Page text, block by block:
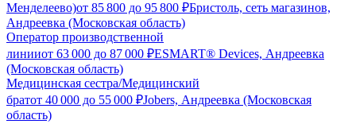
Менделеево)от 85 800 до 95 800 ₽Бристоль, сеть магазинов,
Андреевка (Московская область)
Оператор производственной
линииот 63 000 до 87 000 ₽ESMART® Devices, Андреевка
(Московская область)
Медицинская сестра/Медицинский
братот 40 000 до 55 000 ₽Jobers, Андреевка (Московская
область)